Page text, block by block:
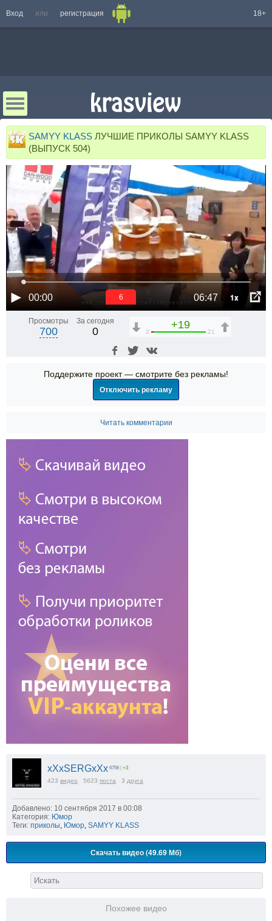
Вход или регистрация 18+
SAMYY KLASS ЛУЧШИЕ ПРИКОЛЫ SAMYY KLASS
(ВЫПУСК 504)
00:00 06:47 1x
6
Просмотры
700
За сегодня
0
+19
2 21
Поддержите проект — смотрите без рекламы!
Отключить рекламу
Читать комментарии
xXxSERGxXx 6756 +3
423 видео 5623 поста 3 друга
Добавлено: 10 сентября 2017 в 00:08
Категория: Юмор
Теги: приколы, Юмор, SAMYY KLASS
Скачать видео (49.69 Мб)
Похожее видео